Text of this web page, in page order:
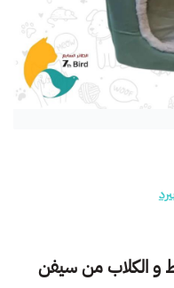
و الكلاب من سيفن